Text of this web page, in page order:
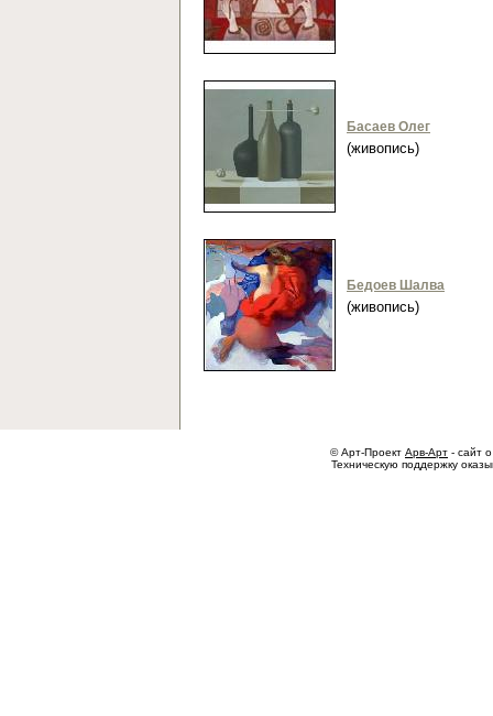
Басаев Олег
(живопись)
Бедоев Шалва
(живопись)
© Арт-Проект Арв-Арт - сайт
Техническую поддержку